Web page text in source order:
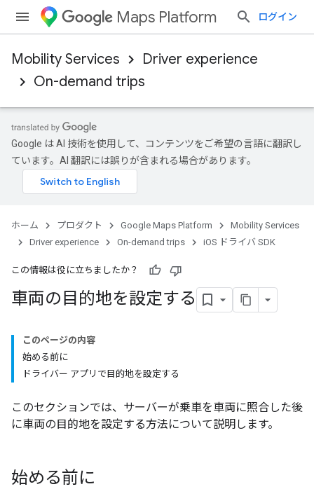
Maps Platform ログイン
Mobility Services
Driver experience
On-demand trips
Google は AI 技術を使用して、コンテンツをご希望の言語に翻訳し
ています。AI 翻訳には誤りが含まれる場合があります。
ホーム プロダクト Google Maps Platform
Mobility Services
Driver experience
On-demand trips iOS ドライバ SDK
この情報は役に立ちましたか？
車両の目的地を設定する
このページの内容
始める前に
ドライバー アプリで目的地を設定する
このセクションでは、サーバーが乗車を車両に照合した後
に車両の目的地を設定する方法について説明します。
始める前に